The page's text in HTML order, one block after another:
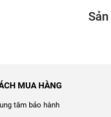
MUA HÀNG
tâm bảo hành